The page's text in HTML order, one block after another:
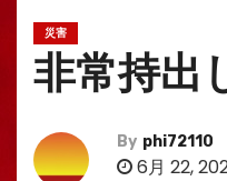
災害
非常持出
By phi72110
6月 22,